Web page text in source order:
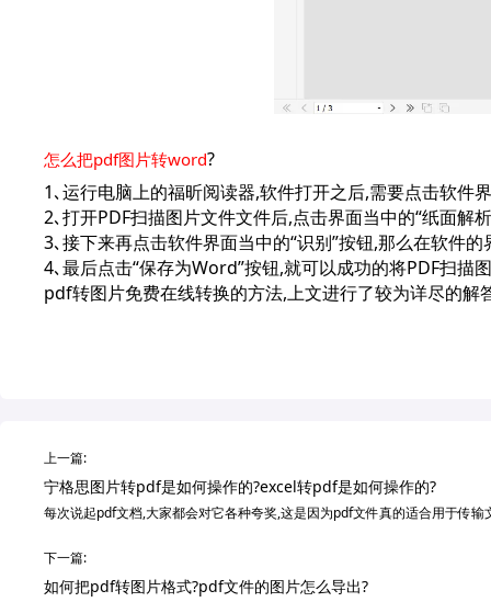
怎么把pdf图片转word?
1､运行电脑上的福昕阅读器,软件打开之后,需要点击软件
2､打开PDF扫描图片文件文件后,点击界面当中的“纸面解
3､接下来再点击软件界面当中的“识别”按钮,那么在软件
4､最后点击“保存为Word”按钮,就可以成功的将PDF扫描
pdf转图片免费在线转换的方法,上文进行了较为详尽的
上一篇:
宁格思图片转pdf是如何操作的?excel转pdf是如何操作的?
每次说起pdf文档,大家都会对它各种夸奖,这是因为pdf文件真的适合用于传
下一篇:
如何把pdf转图片格式?pdf文件的图片怎么导出?